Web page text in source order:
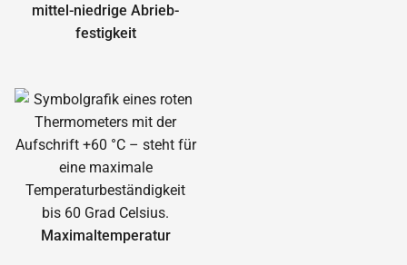
mittel-niedrige Abrieb­
festigkeit
Maximal­temperatur